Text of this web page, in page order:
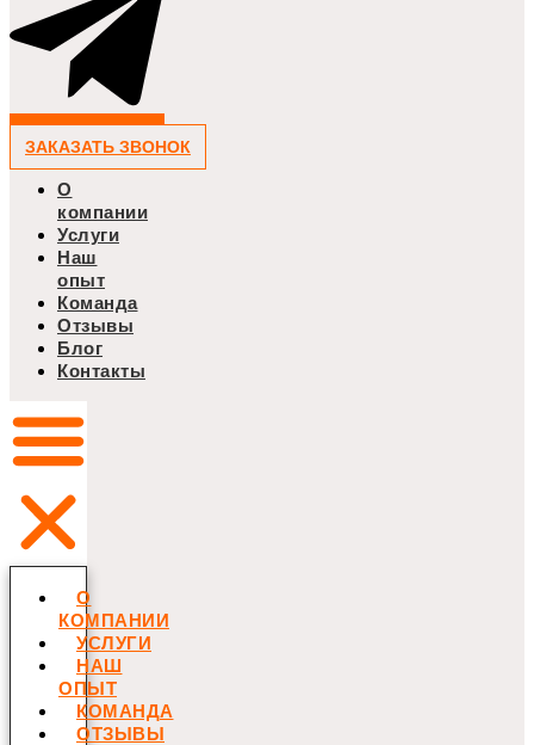
ЗАКАЗАТЬ ЗВОНОК
О
компании
Услуги
Наш
опыт
Команда
Отзывы
Блог
Контакты
О
КОМПАНИИ
УСЛУГИ
НАШ
ОПЫТ
КОМАНДА
ОТЗЫВЫ